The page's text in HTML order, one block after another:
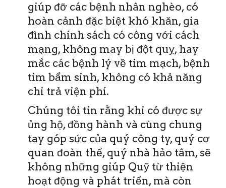
giúp đỡ các bệnh nhân nghèo, có
hoàn cảnh đặc biệt khó khăn, gia
đình chính sách có công với cách
mạng, không may bị đột quỵ, hay
mắc các bệnh lý về tim mạch, bệnh
tim bẩm sinh, không có khả năng
chi trả viện phí.
Chúng tôi tin rằng khi có được sự
ủng hộ, đồng hành và cùng chung
tay góp sức của quý công ty, quý cơ
quan đoàn thể, quý nhà hảo tâm, sẽ
không những giúp Quỹ từ thiện
hoạt động và phát triển, mà còn